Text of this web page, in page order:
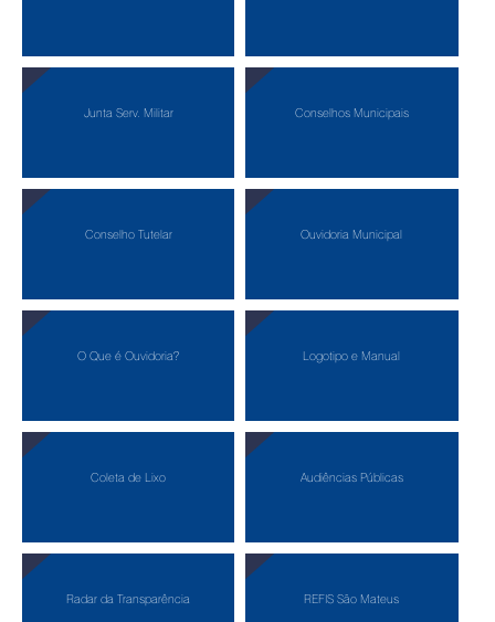
Junta Serv. Militar Conselhos Municipais
Conselho Tutelar Ouvidoria Municipal
O Que é Ouvidoria? Logotipo e Manual
Coleta de Lixo Audiências Públicas
Radar da Transparência REFIS São Mateus